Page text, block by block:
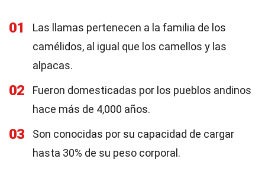
01
Las llamas pertenecen a la familia de los
camélidos, al igual que los camellos y las
alpacas.
02
Fueron domesticadas por los pueblos andinos
hace más de 4,000 años.
03
Son conocidas por su capacidad de cargar
hasta 30% de su peso corporal.